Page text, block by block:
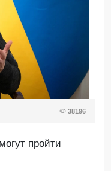
38196
пройти